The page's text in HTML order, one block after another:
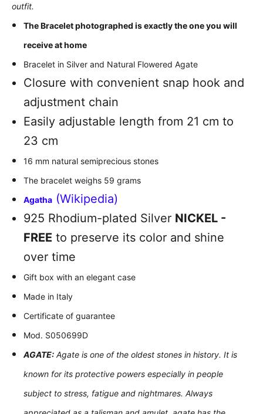
outfit.
The Bracelet photographed is exactly the one you will
receive at home
Bracelet in Silver and Natural Flowered Agate
Closure with convenient snap hook and
adjustment chain
Easily adjustable length from 21 cm to
23 cm
16 mm natural semiprecious stones
The bracelet weighs 59 grams
Agatha (Wikipedia)
925 Rhodium-plated Silver NICKEL -
FREE to preserve its color and shine
over time
Gift box with an elegant case
Made in Italy
Certificate of guarantee
Mod. S050699D
AGATE: Agate is one of the oldest stones in history. It is
known for its protective powers especially in people
subject to stress, fatigue and nightmares. Always